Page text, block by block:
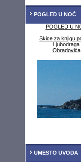
POGLED U NOĆ
POGLED U
Skice za knjigu
Ljubodraga
Obradovića
UMESTO UVODA